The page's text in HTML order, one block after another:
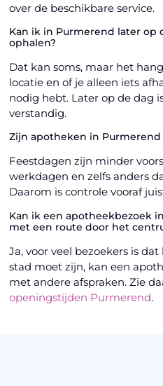
over de beschikbare service.
Kan ik in Purmerend later op
ophalen?
Dat kan soms, maar het
locatie en of je alleen iets
nodig hebt. Later op de dag
verstandig.
Zijn apotheken in
Feestdagen zijn minder
werkdagen en zelfs anders
Daarom is controle vooraf
Kan ik een apotheekbezoek
met een route door het
Ja, voor veel bezoekers is
stad moet zijn, kan een
met andere afspraken. Zie
openingstijden Purmerend.